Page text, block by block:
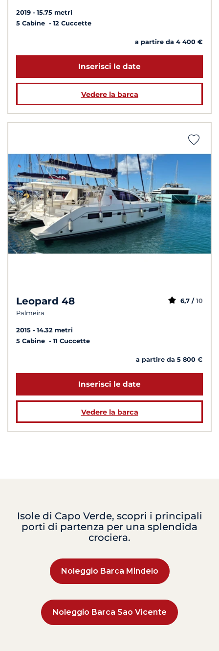
2019
15.75 metri
5 Cabine
12 Cuccette
a partire da 4 400 €
Inserisci le date
Vedere la barca
Leopard 48
Palmeira
6,7 / 10
2015
14.32 metri
5 Cabine
11 Cuccette
a partire da 5 800 €
Inserisci le date
Vedere la barca
Isole di Capo Verde, scopri i principali
porti di partenza per una splendida
crociera.
Noleggio Barca Mindelo
Noleggio Barca Sao Vicente